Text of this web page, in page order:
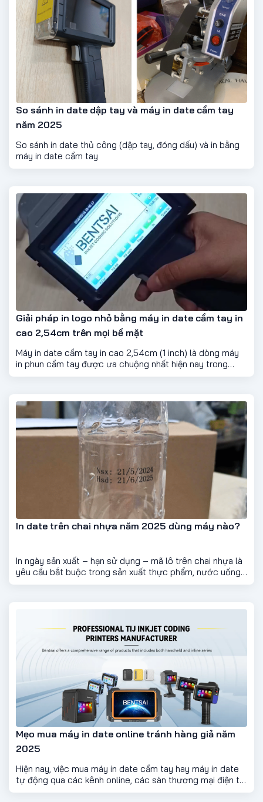
So sánh in date dập tay và máy in date cầm tay
năm 2025
So sánh in date thủ công (dập tay, đóng dấu) và in bằng
máy in date cầm tay
Giải pháp in logo nhỏ bằng máy in date cầm tay in
cao 2,54cm trên mọi bề mặt
Máy in date cầm tay in cao 2,54cm (1 inch) là dòng máy
in phun cầm tay được ưa chuộng nhất hiện nay trong
phân khúc in khổ lớn. Với độ cao in gấp đôi máy 12,7mm
đều.
In date trên chai nhựa năm 2025 dùng máy nào?
In ngày sản xuất – hạn sử dụng – mã lô trên chai nhựa là
yêu cầu bắt buộc trong sản xuất thực phẩm, nước uống,
mỹ phẩm và dược phẩm. Tuy nhiên, nhựa là chất liệu khó
Mẹo mua máy in date online tránh hàng giả năm
2025
Hiện nay, việc mua máy in date cầm tay hay máy in date
tự động qua các kênh online, các sàn thương mại điện tử
ngày càng phổ biến. Tuy nhiên, đi cùng sự tiện lợi là nguy